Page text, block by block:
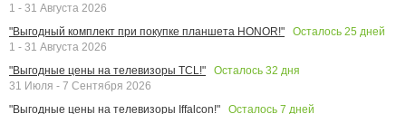
1 - 31 Августа 2026
"Выгодный комплект при покупке планшета HONOR!"
Осталось 25 дней
1 - 31 Августа 2026
"Выгодные цены на телевизоры TCL!"
Осталось 32 дня
31 Июля - 7 Сентября 2026
"Выгодные цены на телевизоры Iffalcon!"
Осталось 7 дней